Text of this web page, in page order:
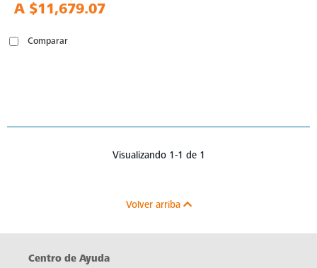
A $11,679.07
Comparar
Visualizando 1-1 de 1
Volver arriba
Centro de Ayuda